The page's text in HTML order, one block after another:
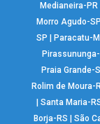
Medianeira-PR
Morro Agudo-SP
SP
Paracatu-
Praia Grande-
Rolim de Moura-
|Santa Maria-
Borja-RS
|São